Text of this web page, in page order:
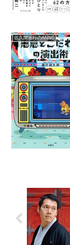
佐久間宣行のANN0